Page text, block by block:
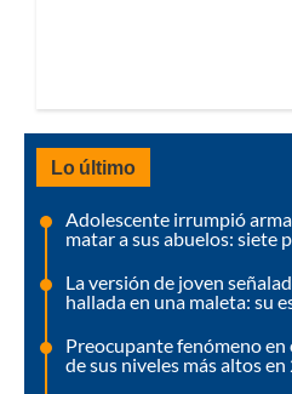
Lo último
Adolescente irrumpió
matar a sus abuelos: siete
La versión de joven
hallada en una maleta: su
Preocupante fenómeno
de sus niveles más altos